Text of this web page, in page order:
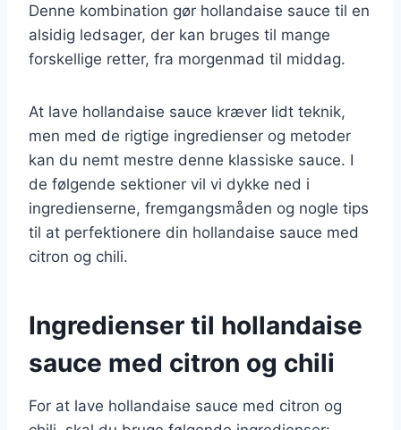
Denne kombination gør hollandaise sauce til en
alsidig ledsager, der kan bruges til mange
forskellige retter, fra morgenmad til middag.
At lave hollandaise sauce kræver lidt teknik,
men med de rigtige ingredienser og metoder
kan du nemt mestre denne klassiske sauce. I
de følgende sektioner vil vi dykke ned i
ingredienserne, fremgangsmåden og nogle tips
til at perfektionere din hollandaise sauce med
citron og chili.
Ingredienser til hollandaise
sauce med citron og chili
For at lave hollandaise sauce med citron og